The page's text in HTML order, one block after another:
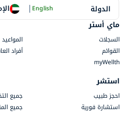
الدولة |English
ماي أستر
السجلات
المواعيد
القوائم
أفراد
myWellth
استشر
احجز طبيب
جميع
استشارة فورية
جميع